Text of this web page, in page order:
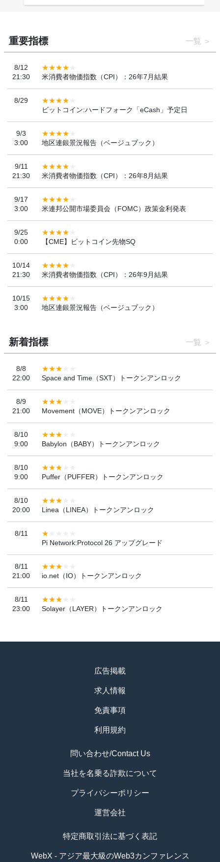
重要指標 一覧
8/12
21:30
米消費者物価指数（CPI）：26年7月結果
8/29
ビットコイン:ハードフォーク「eCash」予定日
9/3
3:00
地区連銀景況報告（ベージュブック）
9/11
21:30
米消費者物価指数（CPI）：26年8月結果
9/17
3:00
米連邦公開市場委員会（FOMC）政策金利発表
9/25
0:00
【CME】ビットコイン先物SQ
10/14
21:30
米消費者物価指数（CPI）：26年9月結果
10/15
3:00
地区連銀景況報告（ベージュブック）
新着指標 一覧
8/8
22:00
Space and Time（SXT）トークンアンロック
8/9
21:00
Movement（MOVE）トークンアンロック
8/10
9:00
Babylon（BABY）トークンアンロック
8/10
9:00
Puffer（PUFFER）トークンアンロック
8/10
20:00
Linea（LINEA）トークンアンロック
8/11
Pi Network:Protocol 26 アップグレード
8/11
21:00
io.net（IO）トークンアンロック
8/11
23:00
Solayer（LAYER）トークンアンロック
広告掲載
求人情報
免責事項
利用規約
問い合わせ/Contact Us
当社を名乗る詐欺について
プライバシーポリシー
運営会社
特定商取引法に基づく表記
WebX - アジア最大級のWeb3カンファレンス